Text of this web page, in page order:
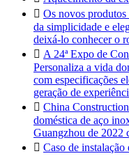
 Os novos produtos
da simplicidade e
deixá-lo conhecer o
 A 24ª Expo de
Personaliza a vida
com especificações
geração de
 China
doméstica de aço
Guangzhou de 2022
 Caso de